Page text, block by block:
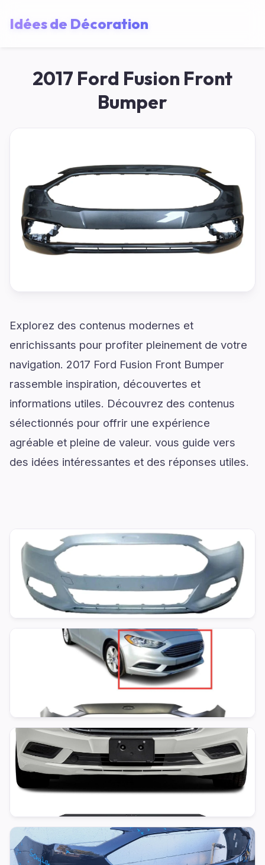
Idées de Décoration
2017 Ford Fusion Front
Bumper
Explorez des contenus modernes et
enrichissants pour profiter pleinement de votre
navigation. 2017 Ford Fusion Front Bumper
rassemble inspiration, découvertes et
informations utiles. Découvrez des contenus
sélectionnés pour offrir une expérience
agréable et pleine de valeur. vous guide vers
des idées intéressantes et des réponses utiles.